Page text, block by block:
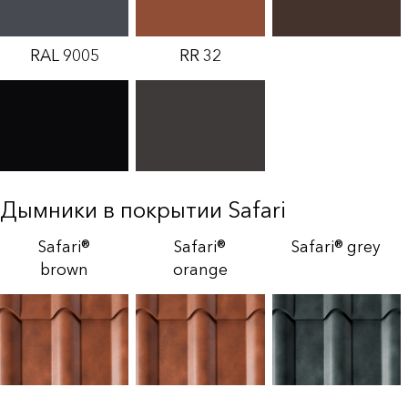
RAL 9005 RR 32
Дымники в покрытии Safari
Safari®
brown
Safari®
orange
Safari® grey